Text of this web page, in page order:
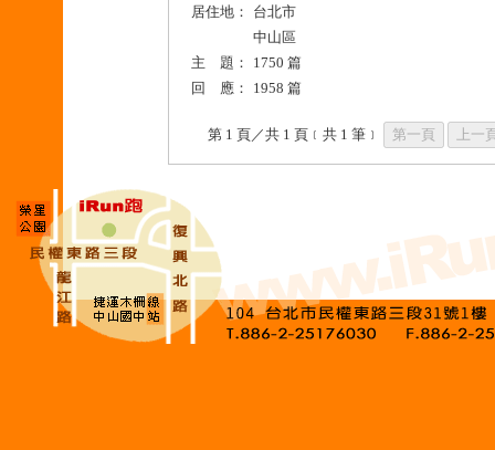
居住地：
台北市
中山區
主 題：
1750 篇
回 應：
1958 篇
第 1 頁／共 1 頁﹝共 1 筆﹞